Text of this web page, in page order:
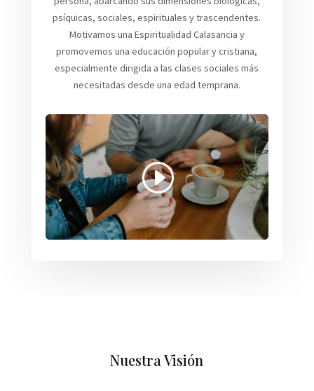
psíquicas, sociales, espirituales y trascendentes.
Motivamos una Espiritualidad Calasancia y
promovemos una educación popular y cristiana,
especialmente dirigida a las clases sociales más
necesitadas desde una edad temprana.
Haz clic para aceptar cookies de
marketing y permitir este contenido
Nuestra Visión